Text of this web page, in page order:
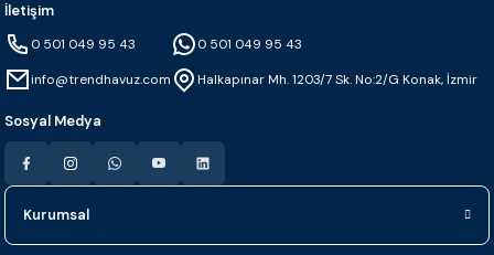
İletişim
0 501 049 95 43
info@trendhavuz.com
0 501 049 95 43
Halkapınar Mh. 1203/7 Sk. No:2/G Konak, İzmir
Sosyal Medya
Kurumsal